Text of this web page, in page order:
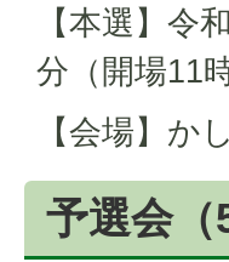
【本選】令
分（開場11時
【会場】か
予選会（